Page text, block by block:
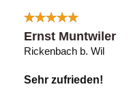
Ernst Muntwiler
Rickenbach b. Wil
Sehr zufrieden!